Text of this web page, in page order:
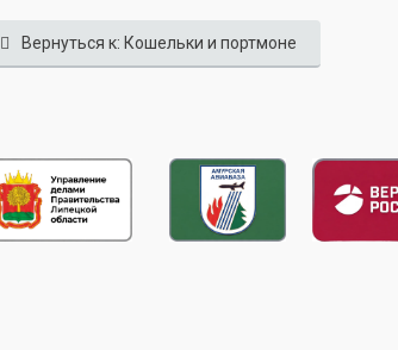
Вернуться к: Кошельки и портмоне